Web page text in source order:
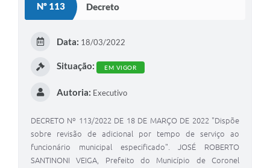
Nº 113 Decreto
Data: 18/03/2022
Situação: EM VIGOR
Autoria: Executivo
DECRETO Nº 113/2022 DE 18 DE MARÇO DE 2022 "Dispõe
sobre revisão de adicional por tempo de serviço ao
funcionário municipal especificado". JOSÉ ROBERTO
SANTINONI VEIGA, Prefeito do Município de Coronel